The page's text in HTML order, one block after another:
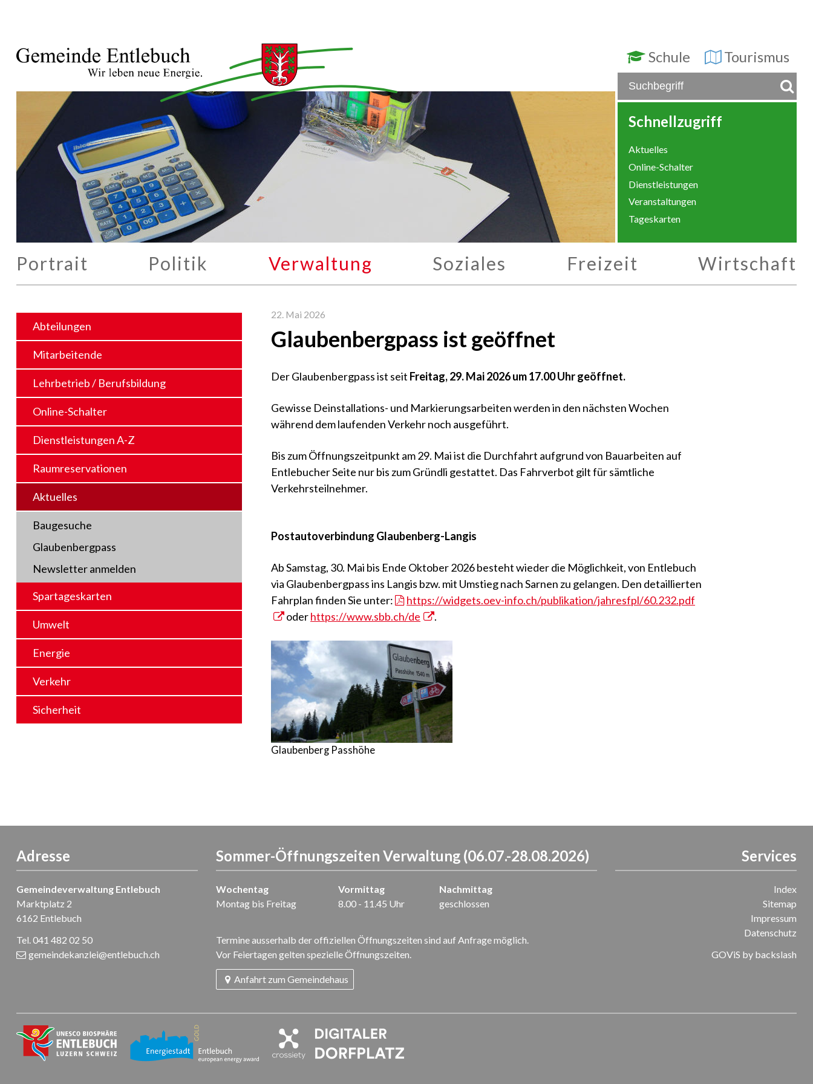
Schule Tourismus
Schnellzugriff
Aktuelles
Online-Schalter
Dienstleistungen
Veranstaltungen
Tageskarten
Portrait Politik Verwaltung Soziales Freizeit Wirtschaft
Abteilungen
Mitarbeitende
Lehrbetrieb / Berufsbildung
Online-Schalter
Dienstleistungen A-Z
Raumreservationen
Aktuelles
Baugesuche
Glaubenbergpass
Newsletter anmelden
Spartageskarten
Umwelt
Energie
Verkehr
Sicherheit
22. Mai 2026
Glaubenbergpass ist geöffnet
Der Glaubenbergpass ist seit Freitag, 29. Mai 2026 um 17.00 Uhr geöffnet.
Gewisse Deinstallations- und Markierungsarbeiten werden in den nächsten Wochen
während dem laufenden Verkehr noch ausgeführt.
Bis zum Öffnungszeitpunkt am 29. Mai ist die Durchfahrt aufgrund von Bauarbeiten auf
Entlebucher Seite nur bis zum Gründli gestattet. Das Fahrverbot gilt für sämtliche
Verkehrsteilnehmer.
Postautoverbindung Glaubenberg-Langis
Ab Samstag, 30. Mai bis Ende Oktober 2026 besteht wieder die Möglichkeit, von Entlebuch
via Glaubenbergpass ins Langis bzw. mit Umstieg nach Sarnen zu gelangen. Den detaillierten
Fahrplan finden Sie unter:
https://widgets.oev-info.ch/publikation/jahresfpl/60.232.pdf
oderhttps://www.sbb.ch/de .
Glaubenberg Passhöhe
Adresse
Gemeindeverwaltung Entlebuch
Marktplatz 2
6162 Entlebuch
Tel. 041 482 02 50
gemeindekanzlei@entlebuch.ch
Sommer-Öffnungszeiten Verwaltung (06.07.-28.08.2026)
Wochentag Vormittag
Nachmittag
Montag bis Freitag
8.00 - 11.45 Uhr geschlossen
Termine ausserhalb der offiziellen Öffnungszeiten sind auf Anfrage möglich.
Vor Feiertagen gelten spezielle Öffnungszeiten.
Anfahrt zum Gemeindehaus
Services
Index
Sitemap
Impressum
Datenschutz
GOViS by backslash